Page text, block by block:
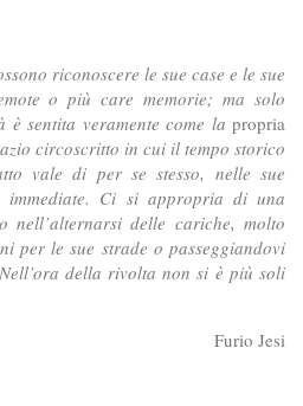
riconoscere le sue case e le sue
o più care memorie; ma solo
sentita veramente come la propria
circoscritto in cui il tempo storico
vale di per se stesso, nelle sue
immediate. Ci si appropria di una
nell’alternarsi delle cariche, molto
per le sue strade o passeggiandovi
della rivolta non si è più soli
Furio Jesi